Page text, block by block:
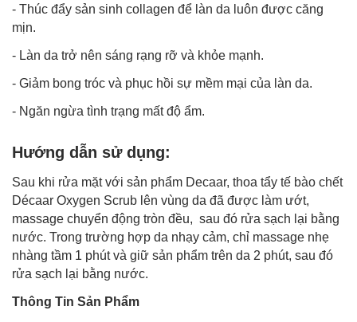
- Thúc đẩy sản sinh collagen để làn da luôn được căng
mịn.
- Làn da trở nên sáng rạng rỡ và khỏe mạnh.
- Giảm bong tróc và phục hồi sự mềm mại của làn da.
- Ngăn ngừa tình trạng mất độ ẩm.
Hướng dẫn sử dụng:
Sau khi rửa mặt với sản phẩm Decaar, thoa tẩy tế bào chết
Décaar Oxygen Scrub lên vùng da đã được làm ướt,
massage chuyển động tròn đều, sau đó rửa sạch lại bằng
nước. Trong trường hợp da nhạy cảm, chỉ massage nhẹ
nhàng tầm 1 phút và giữ sản phẩm trên da 2 phút, sau đó
rửa sạch lại bằng nước.
Thông Tin Sản Phẩm